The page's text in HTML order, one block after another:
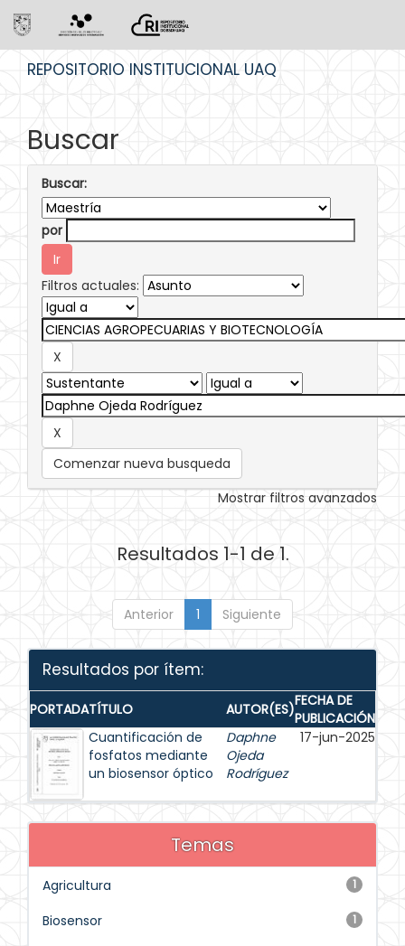
REPOSITORIO INSTITUCIONAL UAQ
Buscar
Buscar:
por
Filtros actuales:
Comenzar nueva busqueda
Mostrar filtros avanzados
Resultados 1-1 de 1.
Anterior 1 Siguiente
Resultados por ítem:
PORTADATÍTULO AUTOR(ES)FECHA DE
PUBLICACIÓN
Cuantificación de
fosfatos mediante
un biosensor óptico
Daphne
Ojeda
Rodríguez
17-jun-2025
Temas
1
Agricultura
1
Biosensor